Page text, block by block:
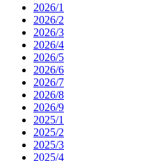
2026/1
2026/2
2026/3
2026/4
2026/5
2026/6
2026/7
2026/8
2026/9
2025/1
2025/2
2025/3
2025/4